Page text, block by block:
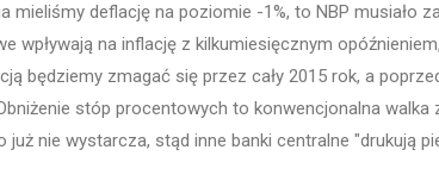
mieliśmy deflację na poziomie -1%, to NBP musiało
wpływają na inflację z kilkumiesięcznym
będziemy zmagać się przez cały 2015 rok, a
stóp procentowych to konwencjonalna walka
już nie wystarcza, stąd inne banki centralne "drukują